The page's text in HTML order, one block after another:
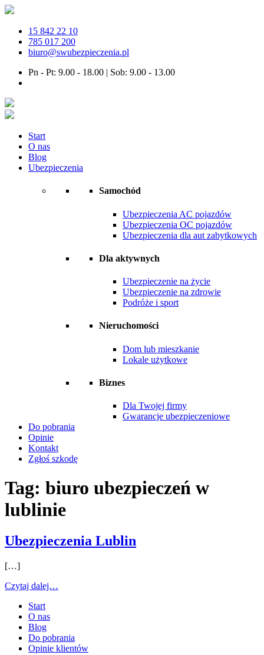
15 842 22 10
785 017 200
biuro@swubezpieczenia.pl
Pn - Pt: 9.00 - 18.00 | Sob: 9.00 - 13.00
Start
O nas
Blog
Ubezpieczenia
Samochód
Ubezpieczenia AC pojazdów
Ubezpieczenia OC pojazdów
Ubezpieczenia dla aut zabytkowych
Dla aktywnych
Ubezpieczenie na życie
Ubezpieczenie na zdrowie
Podróże i sport
Nieruchomości
Dom lub mieszkanie
Lokale użytkowe
Biznes
Dla Twojej firmy
Gwarancje ubezpieczeniowe
Do pobrania
Opinie
Kontakt
Zgłoś szkodę
Tag: biuro ubezpieczeń w
lublinie
Ubezpieczenia Lublin
[…]
Czytaj dalej…
Start
O nas
Blog
Do pobrania
Opinie klientów